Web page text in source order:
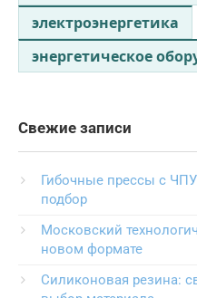
электроэнергетика
энергетическое
Свежие записи
Гибочные прессы с
подбор
Московский
новом формате
Силиконовая резина: